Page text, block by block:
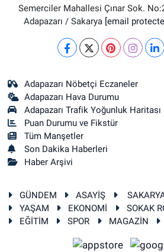
Semerciler Mahallesi Çınar Sok.
Adapazarı / Sakarya [email
Adapazarı Nöbetçi Eczaneler
Adapazarı Hava Durumu
Adapazarı Trafik Yoğunluk Haritası
Puan Durumu ve Fikstür
Tüm Manşetler
Son Dakika Haberleri
Haber Arşivi
GÜNDEM ASAYİŞ
YAŞAM
EKONOMİ
SOKAK
EĞİTİM
SPOR MAGAZİN